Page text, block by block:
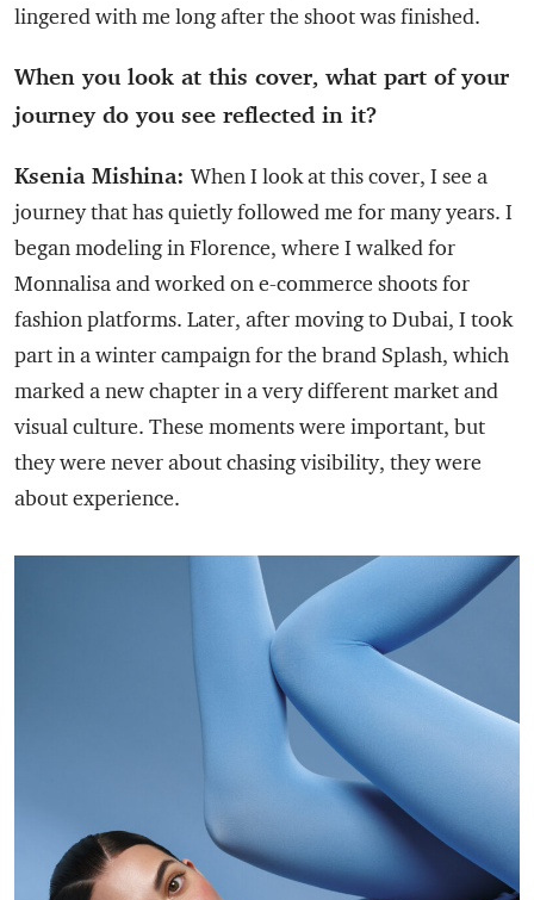
lingered with me long after the shoot was finished.
When you look at this cover, what part of your
journey do you see reflected in it?
Ksenia Mishina: When I look at this cover, I see a
journey that has quietly followed me for many years. I
began modeling in Florence, where I walked for
Monnalisa and worked on e-commerce shoots for
fashion platforms. Later, after moving to Dubai, I took
part in a winter campaign for the brand Splash, which
marked a new chapter in a very different market and
visual culture. These moments were important, but
they were never about chasing visibility, they were
about experience.